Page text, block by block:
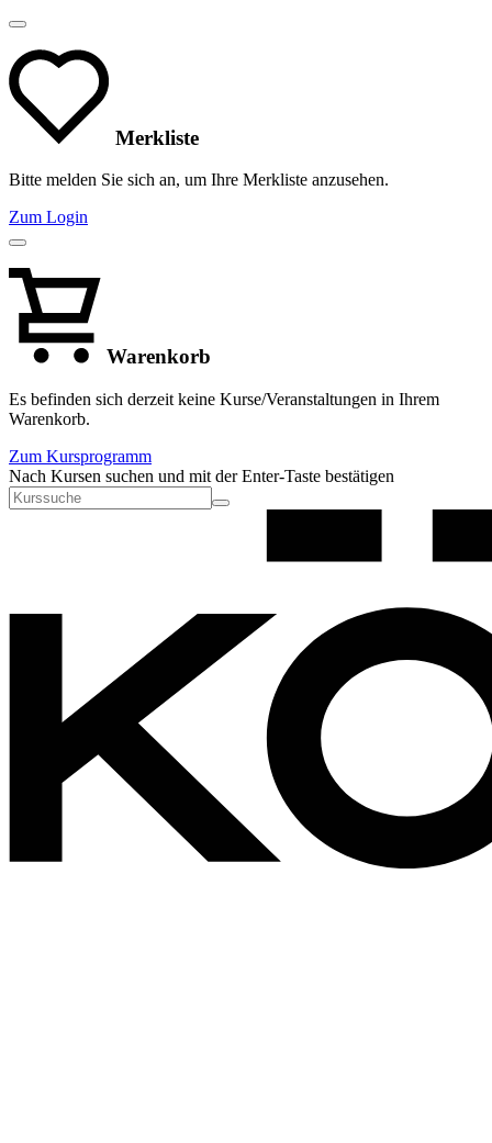
Merkliste
Bitte melden Sie sich an, um Ihre Merkliste anzusehen.
Zum Login
Warenkorb
Es befinden sich derzeit keine Kurse/Veranstaltungen in Ihrem
Warenkorb.
Zum Kursprogramm
Nach Kursen suchen und mit der Enter-Taste bestätigen